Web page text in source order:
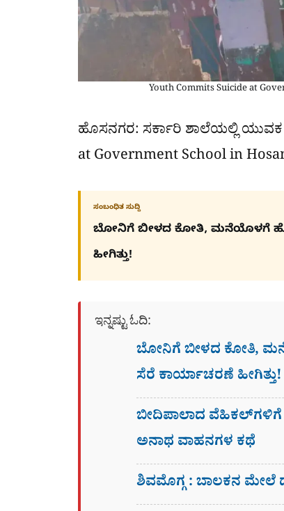
Youth Commits Suicide at
ಹೊಸನಗರ: ಸರ್ಕಾರಿ ಶಾಲೆಯಲ್ಲಿ ಯುವಕ
at Government School in
ಸಂಬಂಧಿತ ಸುದ್ದಿ
ಬೋನಿಗೆ ಬೀಳದ ಕೋತಿ, ಮನೆಯೊಳಗೆ
ಹೀಗಿತ್ತು!
ಇನ್ನಷ್ಟು ಓದಿ:
ಬೋನಿಗೆ ಬೀಳದ ಕೋತಿ,
ಸೆರೆ ಕಾರ್ಯಾಚರಣೆ ಹೀಗಿತ್ತು!
ಬೀದಿಪಾಲಾದ ವೆಹಿಕಲ್​ಗಳಿಗೆ
ಅನಾಥ ವಾಹನಗಳ ಕಥೆ
ಶಿವಮೊಗ್ಗ : ಬಾಲಕನ ಮೇಲೆ